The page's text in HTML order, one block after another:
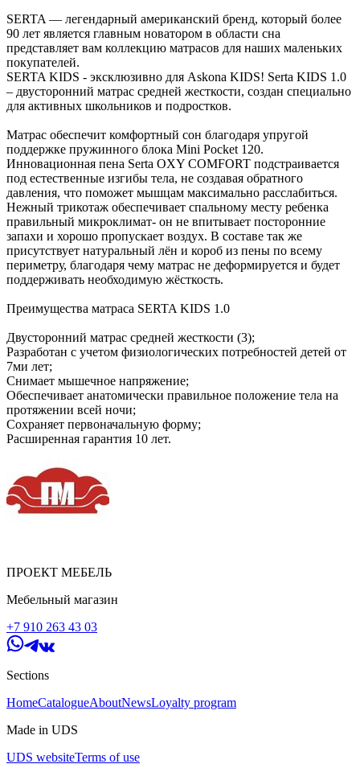
SERTA — легендарный американский бренд, который более
90 лет является главным новатором в области сна
представляет вам коллекцию матрасов для наших маленьких
покупателей.
SERTA KIDS - эксклюзивно для Askona KIDS! Serta KIDS 1.0
– двусторонний матрас средней жесткости, создан специально
для активных школьников и подростков.
Матрас обеспечит комфортный сон благодаря упругой
поддержке пружинного блока Mini Pocket 120.
Инновационная пена Serta OXY COMFORT подстраивается
под естественные изгибы тела, не создавая обратного
давления, что поможет мышцам максимально расслабиться.
Нежный трикотаж обеспечивает спальному месту ребенка
правильный микроклимат- он не впитывает посторонние
запахи и хорошо пропускает воздух. В составе так же
присутствует натуральный лён и короб из пены по всему
периметру, благодаря чему матрас не деформируется и будет
поддерживать необходимую жёсткость.
Преимущества матраса SERTA KIDS 1.0
Двусторонний матрас средней жесткости (3);
Разработан с учетом физиологических потребностей детей от
7ми лет;
Снимает мышечное напряжение;
Обеспечивает анатомически правильное положение тела на
протяжении всей ночи;
Сохраняет первоначальную форму;
Расширенная гарантия 10 лет.
ПРОЕКТ МЕБЕЛЬ
Мебельный магазин
+7 910 263 43 03
Sections
HomeCatalogueAboutNewsLoyalty program
Made in UDS
UDS websiteTerms of use